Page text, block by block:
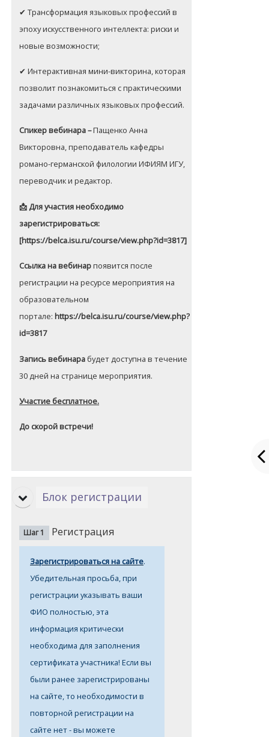
✔ Трансформация языковых профессий в
эпоху искусственного интеллекта: риски и
новые возможности;
✔ Интерактивная мини-викторина, которая
позволит познакомиться с практическими
задачами различных языковых профессий.
Спикер вебинара –Пащенко Анна
Викторовна, преподаватель кафедры
романо-германской филологии ИФИЯМ ИГУ,
переводчик и редактор.
📩 Для участия необходимо
зарегистрироваться:
[https://belca.isu.ru/course/view.php?id=3817]
Ссылка на вебинарпоявится после
регистрации на ресурсе мероприятия на
образовательном
портале: https://belca.isu.ru/course/view.php?
id=3817
Запись вебинара будет доступна в течение
30 дней на странице мероприятия.
Участие бесплатное.
До скорой встречи!
Блок регистрации
Шаг 1 Регистрация
Зарегистрироваться на сайте.
Убедительная просьба, при
регистрации указывать ваши
ФИО полностью, эта
информация критически
необходима для заполнения
сертификата участника! Если вы
были ранее зарегистрированы
на cайте, то необходимости в
повторной регистрации на
сайте нет - вы можете